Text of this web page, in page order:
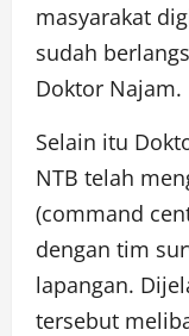
masyarakat
sudah
Doktor Najam.
Selain itu
NTB telah
(command
dengan tim
lapangan.
tersebut